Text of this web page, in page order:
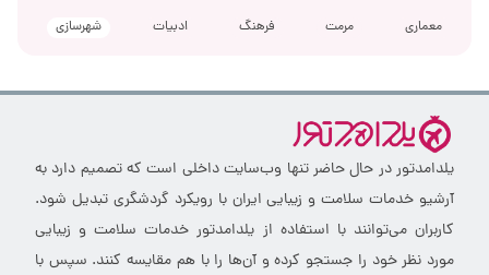
معماری
مرمت فرهنگ ادبیات شهرسازی
یلدامدتور در حال حاضر تنها وب‌سایت داخلی است که تصمیم دارد به
آرشیو خدمات سلامت و زیبایی ایران با رویکرد گردشگری تبدیل شود.
کاربران می‌توانند با استفاده از یلدامدتور خدمات سلامت و زیبایی
مورد نظر خود را جستجو کرده و آن‌ها را با هم مقایسه کنند. سپس با